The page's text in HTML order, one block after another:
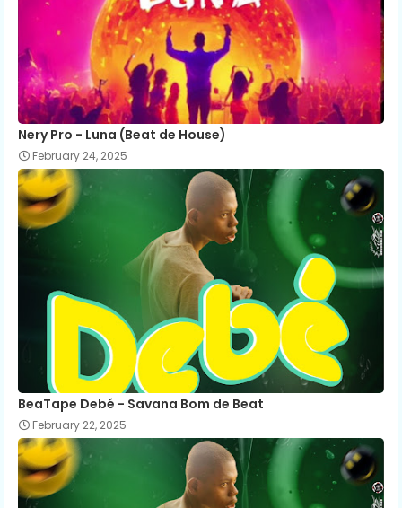
Nery Pro - Luna (Beat de House)
February 24, 2025
BeaTape Debé - Savana Bom de Beat
February 22, 2025